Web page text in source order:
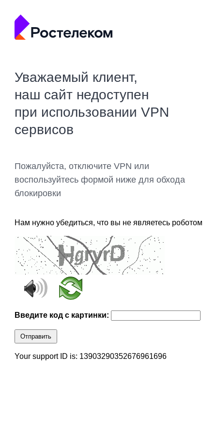
Уважаемый клиент,
наш сайт недоступен
при использовании VPN
сервисов
Пожалуйста, отключите VPN или
воспользуйтесь формой ниже для обхода
блокировки
Нам нужно убедиться, что вы не являетесь роботом
Введите код с картинки:
Отправить
Your support ID is: 13903290352676961696